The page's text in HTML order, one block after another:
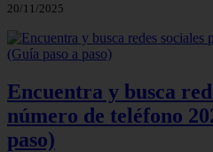
20/11/2025
Encuentra y busca
número de teléfono
paso)